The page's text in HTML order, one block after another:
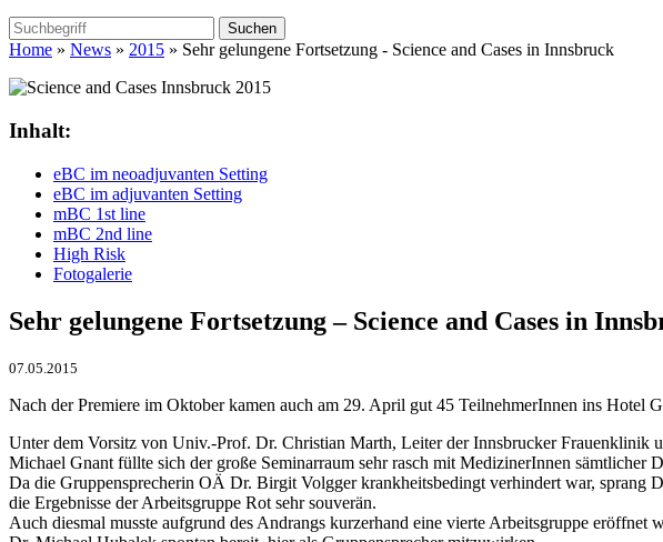
Home » News » 2015 » Sehr gelungene Fortsetzung - Science and Cases in Innsbruck
Inhalt:
eBC im neoadjuvanten Setting
eBC im adjuvanten Setting
mBC 1st line
mBC 2nd line
High Risk
Fotogalerie
Sehr gelungene Fortsetzung – Science and Cases in
07.05.2015
Nach der Premiere im Oktober kamen auch am 29. April gut 45 TeilnehmerInnen ins Hotel
Unter dem Vorsitz von Univ.-Prof. Dr. Christian Marth, Leiter der Innsbrucker Frauenklinik
Michael Gnant füllte sich der große Seminarraum sehr rasch mit MedizinerInnen sämtlicher
Da die Gruppensprecherin OÄ Dr. Birgit Volgger krankheitsbedingt verhindert war, sprang
die Ergebnisse der Arbeitsgruppe Rot sehr souverän.
Auch diesmal musste aufgrund des Andrangs kurzerhand eine vierte Arbeitsgruppe